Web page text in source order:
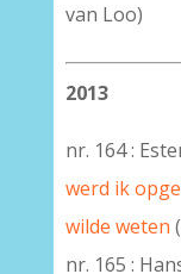
van Loo)
2013
nr. 164 :
werd ik
wilde weten
nr. 165 :